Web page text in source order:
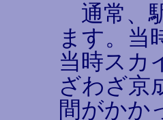
通常、
ます。当
当時スカ
ざわざ京
間がかか